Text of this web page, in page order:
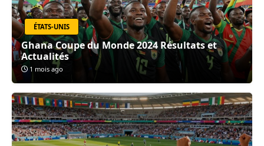
ÉTATS-UNIS
Ghana Coupe du Monde 2024 Résultats et
Actualités
1 mois ago